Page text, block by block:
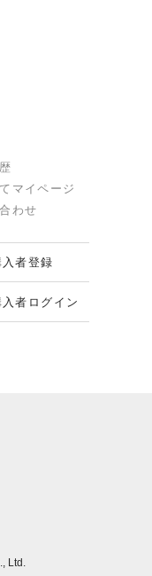
マイページ
わせ
入者登録
入者ログイン
Ltd.